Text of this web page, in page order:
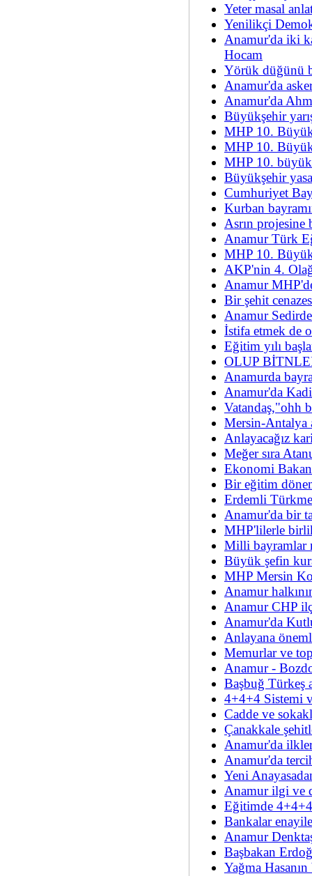
Yeter masal
Yenilikçi
Anamur'da iki
Hocam
Yörük düğünü
Anamur'da
Anamur'da
Büyükşehir
MHP 10.
MHP 10.
MHP 10. büyük
Büyükşehir
Cumhuriyet
Kurban
Asrın projesine
Anamur Türk
MHP 10.
AKP'nin 4.
Anamur
Bir şehit
Anamur
İstifa etmek de
Eğitim yılı
OLUP
Anamurda
Anamur'da
Vatandaş,"ohh
Mersin-Antalya
Anlayacağız
Meğer sıra
Ekonomi
Bir eğitim
Erdemli
Anamur'da bir
MHP'lilerle
Milli bayramlar
Büyük şefin
MHP Mersin
Anamur
Anamur CHP
Anamur'da
Anlayana
Memurlar ve
Anamur -
Başbuğ Türkeş
4+4+4 Sistemi
Cadde ve
Çanakkale
Anamur'da
Anamur'da
Yeni
Anamur ilgi ve
Eğitimde 4+4+4
Bankalar
Anamur
Başbakan
Yağma